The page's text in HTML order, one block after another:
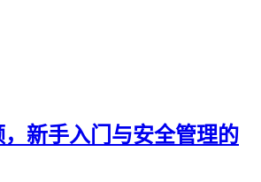
新手入门与安全管理的